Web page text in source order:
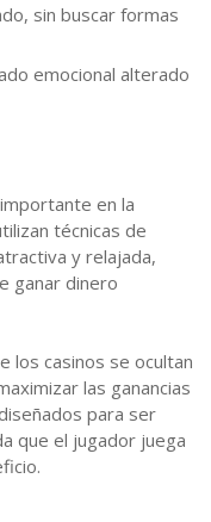
sin buscar formas
emocional alterado
en la
técnicas de
y relajada,
ganar dinero
los casinos se ocultan
las ganancias
para ser
que el jugador juega